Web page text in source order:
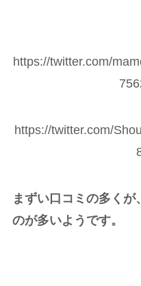
https://twitter.com/
https://twitter.com/
まずい口コミの多くが、
のが多いようです。